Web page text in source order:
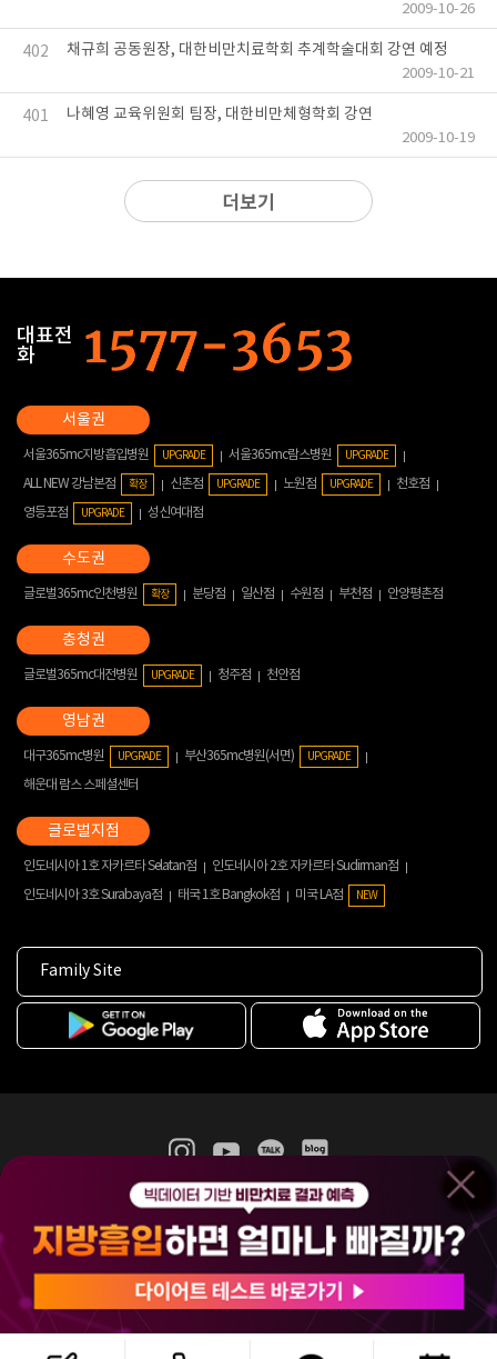
2009-10-26
402 채규희 공동원장, 대한비만치료학회 추계학술대회 강연 예정
2009-10-21
401 나혜영 교육위원회 팀장, 대한비만체형학회 강연
2009-10-19
더보기
대표전
화
서울365mc지방흡입병원 UPGRADE 서울365mc람스병원 UPGRADE
ALL NEW 강남본점 확장 신촌점 UPGRADE 노원점 UPGRADE
천호점
영등포점
UPGRADE 성신여대점
글로벌365mc인천병원 확장 분당점 일산점 수원점 부천점 안양평촌점
글로벌365mc대전병원 UPGRADE 청주점 천안점
대구365mc병원 UPGRADE 부산365mc병원(서면) UPGRADE
해운대 람스 스페셜센터
인도네시아 1호 자카르타 Selatan점
인도네시아 2호 자카르타 Sudirman점
인도네시아 3호 Surabaya점
태국 1호 Bangkok점 미국 LA점 NEW
Family Site
365mc 병·의원 이용약관
홈페이지 이용약관
비급여진료수가
(주)365mcㅣ서울특별시 서초구 서초대로52길 7, 3~4층(서초동, 제일빌딩)
120-87-04354ㅣ김남철
COPYRIGHT(C) 2025 365mc. ALL RIGHTS RESERVED.